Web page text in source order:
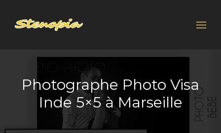
Photographe Photo Visa
Inde 5×5 à Marseille